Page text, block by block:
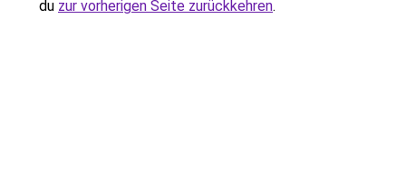
du zur vorherigen Seite zurückkehren.